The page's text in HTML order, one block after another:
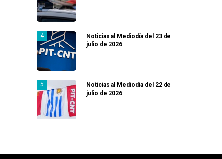
Noticias al Mediodía del 23 de
julio de 2026
Noticias al Mediodía del 22 de
julio de 2026